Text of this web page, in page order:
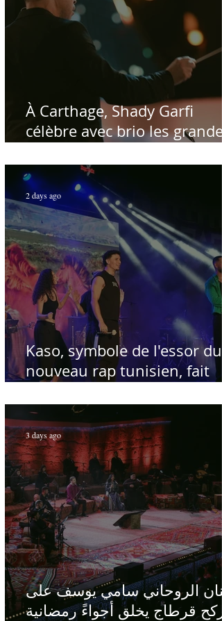
À Carthage, Shady Garfi
célèbre avec brio les grandes
Par Sofien Manaï
Kaso, symbole de l'essor du
nouveau rap tunisien, fait
international de Sfax - Par
Sofien Manaï
2 days ago
الروحاني سامي يوسف على
ركح قرطاج يخلق أجواءً رمضانية
3 days ago